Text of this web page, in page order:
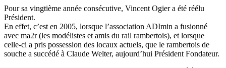
Pour sa vingtième année consécutive, Vincent Ogier a été réélu
Président.
En effet, c’est en 2005, lorsque l’association ADImin a fusionné
avec ma2r (les modélistes et amis du rail rambertois), et lorsque
celle-ci a pris possession des locaux actuels, que le rambertois de
souche a succédé à Claude Welter, aujourd’hui Président Fondateur.